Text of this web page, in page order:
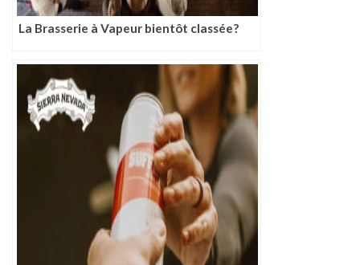
La Brasserie à Vapeur bientôt classée?